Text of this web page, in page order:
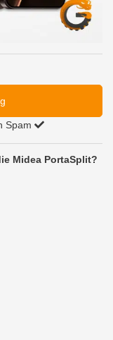
Spam
Midea PortaSplit?